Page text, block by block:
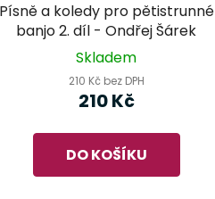
Písně a koledy pro pětistrunné
banjo 2. díl - Ondřej Šárek
Skladem
210 Kč bez DPH
210 Kč
DO KOŠÍKU